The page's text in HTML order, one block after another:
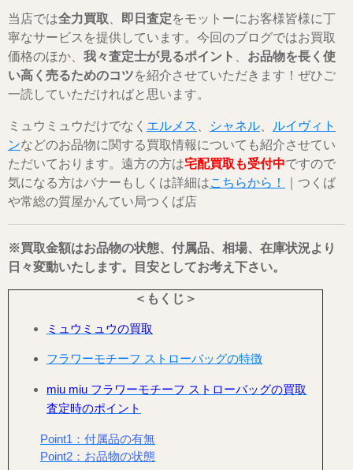
当店では全力買取 即日査定をモットーにお客様皆様に丁
寧なサービスを提供しています。今回のブログではお買取
価格のほか、 我々査定士が見るポイント
お品物を長く使
い高く売るためのコツを紹介させていただきます！ぜひご
一読していただければと思います。
ミュウミュウだけでなく エルメス シャネル
ルイヴィト
ンなどのお品物に関する買取情報についても紹介させてい
ただいております。遠方の方は宅配買取も受付中ですので
気になる方はバナーもしくは詳細はこちらから！
｜つくば
や常総の質屋かんてい局つくば店
※買取金額はお品物の状態、付属品、相場、在庫状況より
日々変動いたします。目安としてお考え下さい。
＜もくじ＞
ミュウミュウの買取
フラワーモチーフ ストローバッグの特徴
miu miu フラワーモチーフ ストローバッグの買取
査定時のポイント
Point1：付属品の有無
Point2：お品物の状態